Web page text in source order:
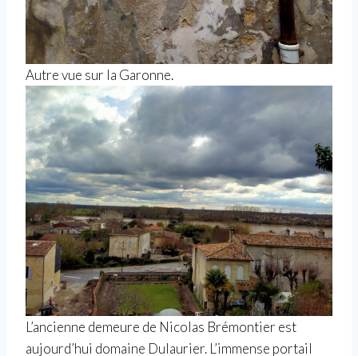
Autre vue sur la Garonne.
L’ancienne demeure de Nicolas Brémontier est
aujourd’hui domaine Dulaurier. L’immense portail